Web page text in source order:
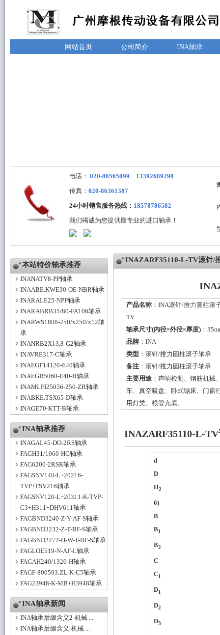
网站首页 公司简介 INA轴承
电话： 020-86565099 13392689298
传真： 020-86361387
24小时销售服务热线： 18578786582
我们竭诚为您提供最专业的进口轴承！
本站特价轴承推荐
INANATV8-PP轴承
INAABE.KWE30-OE-NBR轴承
INARALE25-NPP轴承
INARABRB35/80-FA106轴承
INARWS1808-250/x250/x12轴
承
INANRB2X13,8-G2轴承
INAVRE317-C轴承
INAEGF14120-E40轴承
INAEGB5060-E40-B轴承
INAMLFI25056-250-ZR轴承
INABKE.TSX65-D轴承
INAGE70-KTT-B轴承
INA轴承推荐
INAGAL45-DO-2RS轴承
FAGH31/1060-HG轴承
FAG6206-2RSR轴承
FAGSNV140-L+20216-
TVP+FSV216轴承
FAGSNV120-L+20311-K-TVP-
C3+H311+DHV611轴承
FAGBND3240-Z-Y-AF-S轴承
FAGBND3232-Z-T-BF-S轴承
FAGBND2272-H-W-T-BF-S轴承
FAGLOE519-N-AF-L轴承
FAGAH240/1320-H轴承
FAGF-800593.ZL-K-C5轴承
FAG23948-K-MB+H3948轴承
INA轴承新闻
INA轴承后缀含义2-机械 ...
INA轴承后缀含义-机械 ...
INAZARF35110-L-TV滚针/
产品名称 ：INA滚针/推力圆柱滚
TV
轴承尺寸(内径×外径×厚度) ：
品牌 ： INA
类型 ： 滚针/推力圆柱滚子轴承
备注 ：滚针/推力圆柱滚子轴承
主要用途 ：声响检测、钢筋机械
车、真空吸盘、卧式锯床、门窗
用灯类、根管充填、
INAZARF35110-L-
d
D
H2
6)
B
B1
B2
C
C1
D1
D2
D3